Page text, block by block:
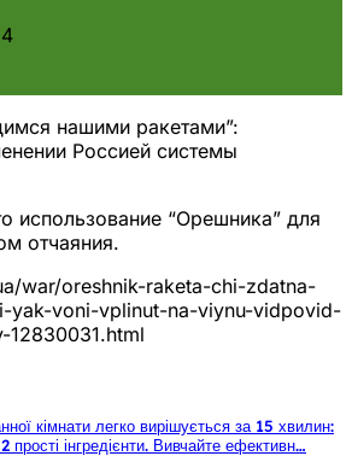
нашими ракетами”:
Россией системы
использование “Орешника” для
отчаяния.
war/oreshnik-raketa-chi-zdatna-
yak-voni-vplinut-na-viynu-vidpovid-
12830031.html
кімнати легко вирішується за 15 хвилин:
інгредієнти. Вивчайте ефективн…